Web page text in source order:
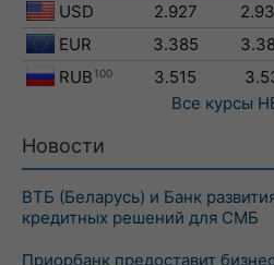
USD 2.927
EUR
3.385
RUB 100 3.515
Все курсы
Новости
ВТБ (Беларусь) и Банк
кредитных решений для СМБ
Приорбанк предоставит